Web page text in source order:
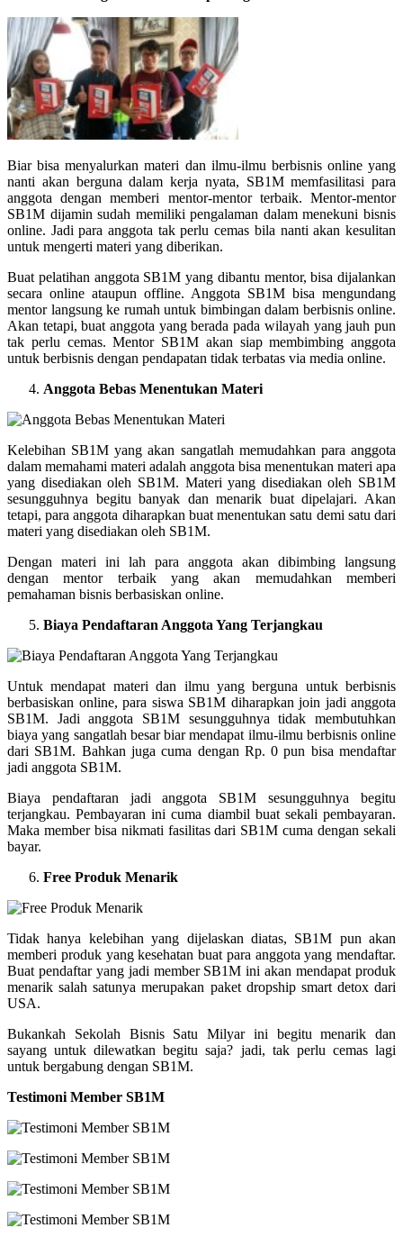
Biar bisa menyalurkan materi dan ilmu-ilmu berbisnis online yang
nanti akan berguna dalam kerja nyata, SB1M memfasilitasi para
anggota dengan memberi mentor-mentor terbaik. Mentor-mentor
SB1M dijamin sudah memiliki pengalaman dalam menekuni bisnis
online. Jadi para anggota tak perlu cemas bila nanti akan kesulitan
untuk mengerti materi yang diberikan.
Buat pelatihan anggota SB1M yang dibantu mentor, bisa dijalankan
secara online ataupun offline. Anggota SB1M bisa mengundang
mentor langsung ke rumah untuk bimbingan dalam berbisnis online.
Akan tetapi, buat anggota yang berada pada wilayah yang jauh pun
tak perlu cemas. Mentor SB1M akan siap membimbing anggota
untuk berbisnis dengan pendapatan tidak terbatas via media online.
Anggota Bebas Menentukan Materi
Kelebihan SB1M yang akan sangatlah memudahkan para anggota
dalam memahami materi adalah anggota bisa menentukan materi apa
yang disediakan oleh SB1M. Materi yang disediakan oleh SB1M
sesungguhnya begitu banyak dan menarik buat dipelajari. Akan
tetapi, para anggota diharapkan buat menentukan satu demi satu dari
materi yang disediakan oleh SB1M.
Dengan materi ini lah para anggota akan dibimbing langsung
dengan mentor terbaik yang akan memudahkan memberi
pemahaman bisnis berbasiskan online.
Biaya Pendaftaran Anggota Yang Terjangkau
Untuk mendapat materi dan ilmu yang berguna untuk berbisnis
berbasiskan online, para siswa SB1M diharapkan join jadi anggota
SB1M. Jadi anggota SB1M sesungguhnya tidak membutuhkan
biaya yang sangatlah besar biar mendapat ilmu-ilmu berbisnis online
dari SB1M. Bahkan juga cuma dengan Rp. 0 pun bisa mendaftar
jadi anggota SB1M.
Biaya pendaftaran jadi anggota SB1M sesungguhnya begitu
terjangkau. Pembayaran ini cuma diambil buat sekali pembayaran.
Maka member bisa nikmati fasilitas dari SB1M cuma dengan sekali
bayar.
Free Produk Menarik
Tidak hanya kelebihan yang dijelaskan diatas, SB1M pun akan
memberi produk yang kesehatan buat para anggota yang mendaftar.
Buat pendaftar yang jadi member SB1M ini akan mendapat produk
menarik salah satunya merupakan paket dropship smart detox dari
USA.
Bukankah Sekolah Bisnis Satu Milyar ini begitu menarik dan
sayang untuk dilewatkan begitu saja? jadi, tak perlu cemas lagi
untuk bergabung dengan SB1M.
Testimoni Member SB1M